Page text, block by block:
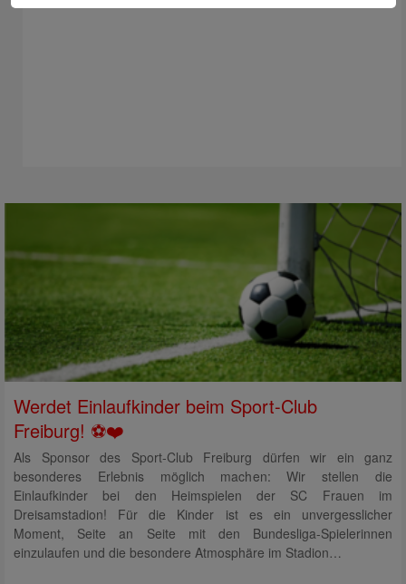
Werdet Einlaufkinder beim Sport-Club
Freiburg! ⚽️❤️
Als Sponsor des Sport-Club Freiburg dürfen wir ein ganz
besonderes Erlebnis möglich machen: Wir stellen die
Einlaufkinder bei den Heimspielen der SC Frauen im
Dreisamstadion! Für die Kinder ist es ein unvergesslicher
Moment, Seite an Seite mit den Bundesliga-Spielerinnen
einzulaufen und die besondere Atmosphäre im Stadion…